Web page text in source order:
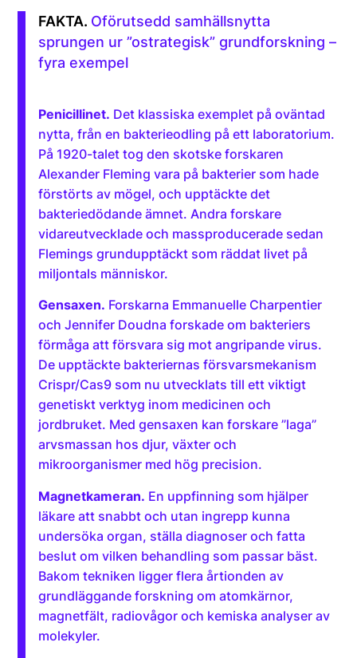
Oförutsedd samhällsnytta
sprungen ur ”ostrategisk” grundforskning –
fyra exempel
Penicillinet. Det klassiska exemplet på oväntad
nytta, från en bakterieodling på ett laboratorium.
På 1920-talet tog den skotske forskaren
Alexander Fleming vara på bakterier som hade
förstörts av mögel, och upptäckte det
bakteriedödande ämnet. Andra forskare
vidareutvecklade och massproducerade sedan
Flemings grundupptäckt som räddat livet på
miljontals människor.
Gensaxen. Forskarna Emmanuelle Charpentier
och Jennifer Doudna forskade om bakteriers
förmåga att försvara sig mot angripande virus.
De upptäckte bakteriernas försvarsmekanism
Crispr/Cas9 som nu utvecklats till ett viktigt
genetiskt verktyg inom medicinen och
jordbruket. Med gensaxen kan forskare ”laga”
arvsmassan hos djur, växter och
mikroorganismer med hög precision.
Magnetkameran. En uppfinning som hjälper
läkare att snabbt och utan ingrepp kunna
undersöka organ, ställa diagnoser och fatta
beslut om vilken behandling som passar bäst.
Bakom tekniken ligger flera årtionden av
grundläggande forskning om atomkärnor,
magnetfält, radiovågor och kemiska analyser av
molekyler.